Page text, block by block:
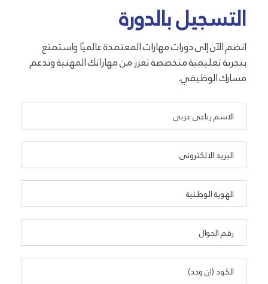
التسجيل بالدورة
انضم الآن إلى دورات مهارات المعتمدة عالميًا واستمتع
بتجربة تعليمية متخصصة تعزز من مهاراتك المهنية وتدعم
مسارك الوظيفي.